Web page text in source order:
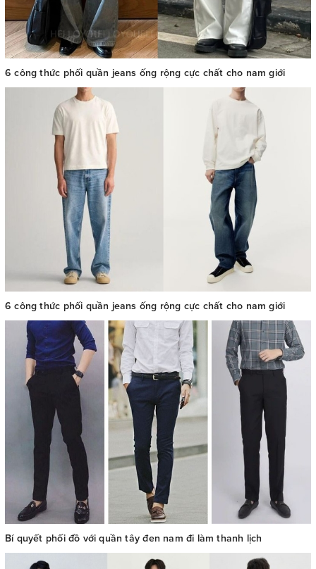
6 công thức phối quần jeans ống rộng cực chất cho nam giới
6 công thức phối quần jeans ống rộng cực chất cho nam giới
Bí quyết phối đồ với quần tây đen nam đi làm thanh lịch